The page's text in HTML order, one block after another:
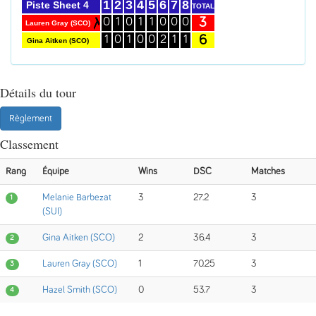
Piste Sheet 4
Lauren Gray (SCO)
Gina Aitken (SCO)
1
0
1
2
1
0
3
0
1
4
1
0
5
1
0
6
0
2
7
0
1
8
0
1
TOTAL
3
6
Détails du tour
Règlement
Classement
Rang Équipe Wins DSC Matches
1
Melanie Barbezat
(SUI)
3 27.2 3
2 Gina Aitken (SCO) 2 36.4 3
3 Lauren Gray (SCO) 1 70.25 3
4 Hazel Smith (SCO) 0 53.7 3